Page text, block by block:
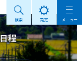
検索 設定 メニュー
程